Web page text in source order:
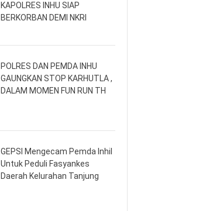
KAPOLRES INHU SIAP
BERKORBAN DEMI NKRI
POLRES DAN PEMDA INHU
GAUNGKAN STOP KARHUTLA ,
DALAM MOMEN FUN RUN TH
GEPSI Mengecam Pemda Inhil
Untuk Peduli Fasyankes
Daerah Kelurahan Tanjung